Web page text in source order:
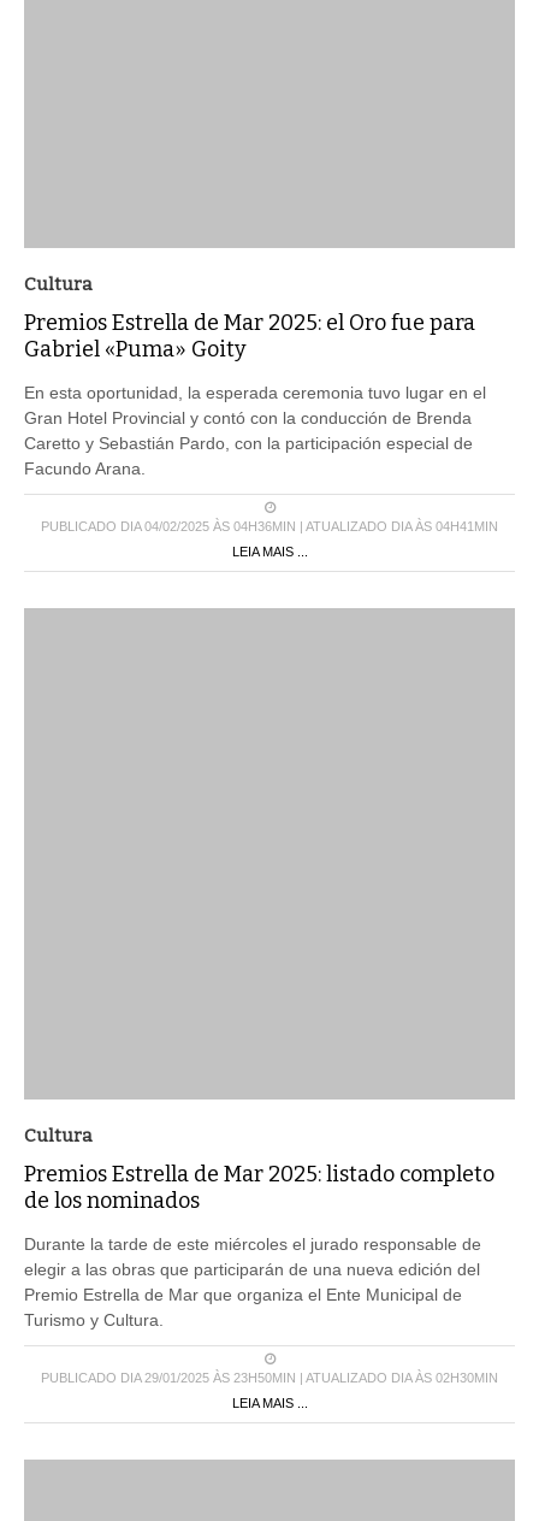
Cultura
Premios Estrella de Mar 2025: el Oro fue para
Gabriel «Puma» Goity
En esta oportunidad, la esperada ceremonia tuvo lugar en el
Gran Hotel Provincial y contó con la conducción de Brenda
Caretto y Sebastián Pardo, con la participación especial de
Facundo Arana.
PUBLICADO DIA 04/02/2025 ÀS 04H36MIN | ATUALIZADO DIA ÀS 04H41MIN
LEIA MAIS ...
Cultura
Premios Estrella de Mar 2025: listado completo
de los nominados
Durante la tarde de este miércoles el jurado responsable de
elegir a las obras que participarán de una nueva edición del
Premio Estrella de Mar que organiza el Ente Municipal de
Turismo y Cultura.
PUBLICADO DIA 29/01/2025 ÀS 23H50MIN | ATUALIZADO DIA ÀS 02H30MIN
LEIA MAIS ...